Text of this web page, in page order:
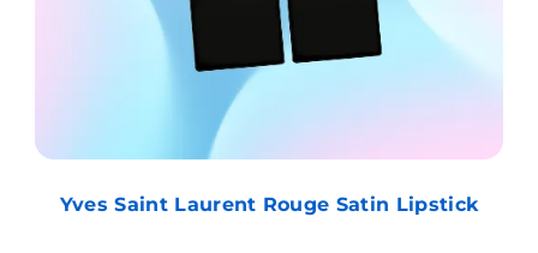
Yves Saint Laurent Rouge Satin Lipstick